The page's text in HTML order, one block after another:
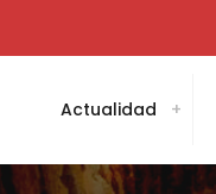
Actualidad